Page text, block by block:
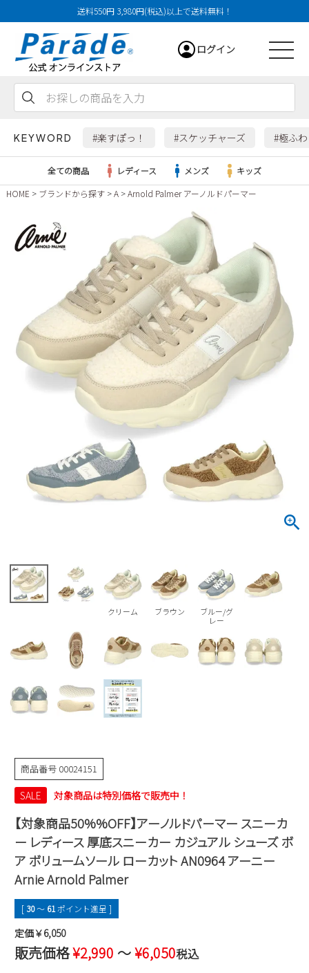
送料550円 3,980円(税込)以上で送料無料！
ログイン
KEYWORD #楽すぽっ！ #スケッチャーズ #極ふ
レディース
すべての商品
サンダル
レインシューズ
ローファー
カジュアルシューズ
ウェア
Parade
SKECHERS
moz
puma
すべての商品
サンダル
レインシューズ
ビジネス・ドレスシューズ
ローファー
ワークシューズ
ブーツ
ウェア
Parade
SKECHERS
EDWIN
new balance
キッズ
すべての商品
レインシューズ
スニーカー
ブーツ
SKECHERS
new balance
asics
NEW
レディース新入荷
メンズ新入荷
すべての商品
レディースSALE
キッズSALE
バッグ
ボディバッグ
ビジネスバッグ
トートバッグ
財布
雑貨
すべての商品
ケア用品
ご利用ガイド
会員サービス
メルマガ購買
営業日カレンダー
休業日 お問い合わせ窓口休業日
2026 年8月
日 月
2
3 5 6
12
全ての商品 レディース メンズ
キッズ
HOME
ブランドから探す A Arnold Palmer アーノルドパーマー
クリーム ブラウン
ブルー/グ
レー
商品番号 00024151
SALE 対象商品は特別価格で販売中！
【対象商品50%%OFF】アーノルドパーマー スニーカ
ー レディース 厚底スニーカー カジュアル シューズ ボ
ア ボリュームソール ローカット AN0964 アーニー
Arnie Arnold Palmer
[ 30〜 61ポイント進呈 ]
定価￥6,050
販売価格¥2,990 〜¥6,050税込